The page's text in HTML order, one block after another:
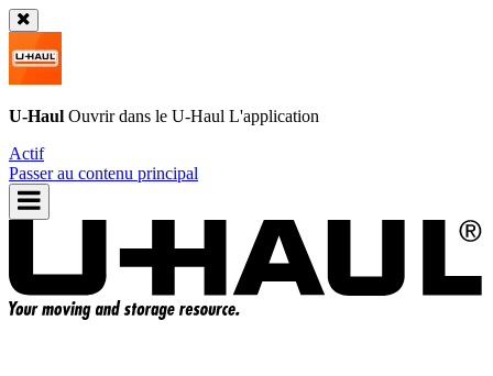
U-Haul Ouvrir dans le U-Haul L'application
Actif
Passer au contenu principal